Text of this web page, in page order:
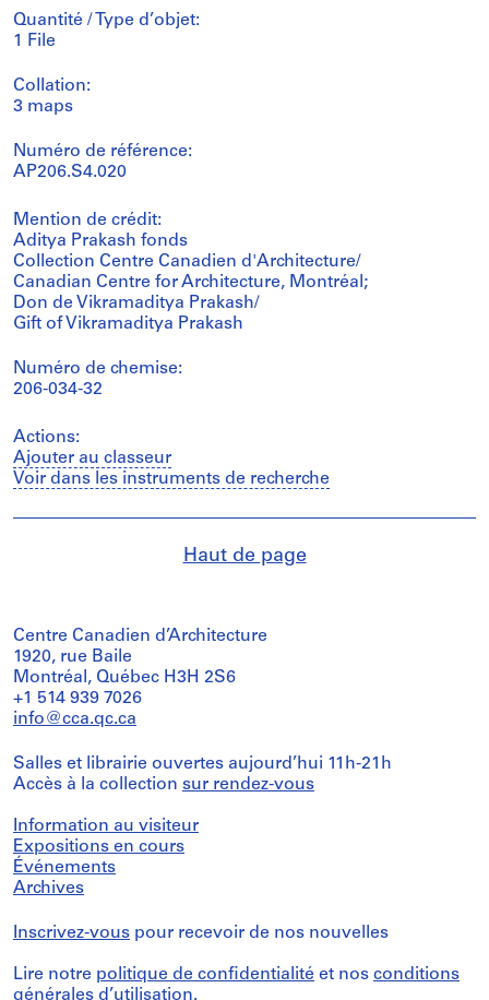
Quantité / Type d’objet:
1 File
Collation:
3 maps
Numéro de référence:
AP206.S4.020
Mention de crédit:
Aditya Prakash fonds
Collection Centre Canadien d'Architecture/
Canadian Centre for Architecture, Montréal;
Don de Vikramaditya Prakash/
Gift of Vikramaditya Prakash
Numéro de chemise:
206-034-32
Actions:
Ajouter au classeur
Voir dans les instruments de recherche
Haut de page
Centre Canadien d’Architecture
1920, rue Baile
Montréal, Québec H3H 2S6
+1 514 939 7026
info@cca.qc.ca
Salles et librairie ouvertes aujourd’hui 11h-21h
Accès à la collection sur rendez-vous
Information au visiteur
Expositions en cours
Événements
Archives
Inscrivez-vous pour recevoir de nos nouvelles
Lire notre politique de confidentialité et nos conditions
générales d’utilisation.